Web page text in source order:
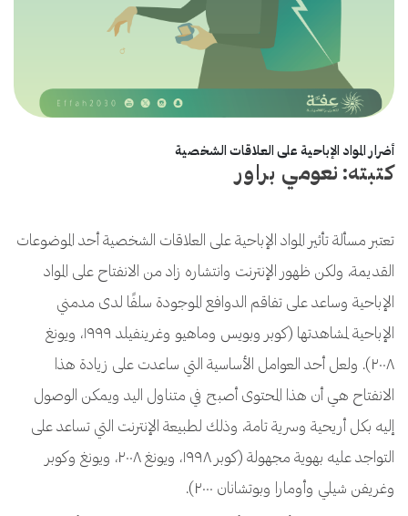
أضرار المواد الإباحية على العلاقات الشخصية
كتبته: نعومي براور
تعتبر مسألة تأثير المواد الإباحية على العلاقات الشخصية أحد الموضوعات
القديمة، ولكن ظهور الإنترنت وانتشاره زاد من الانفتاح على المواد
الإباحية وساعد على تفاقم الدوافع الموجودة سلفًا لدى مدمني
الإباحية لمشاهدتها (كوبر وبويس وماهيو وغرينفيلد ١٩٩٩، ويونغ
٢٠٠٨). ولعل أحد العوامل الأساسية التي ساعدت على زيادة هذا
الانفتاح هي أن هذا المحتوى أصبح في متناول اليد ويمكن الوصول
إليه بكل أريحية وسرية تامة، وذلك لطبيعة الإنترنت التي تساعد على
التواجد عليه بهوية مجهولة (كوبر ١٩٩٨، ويونغ ٢٠٠٨، ويونغ وكوبر
وغريفن شيلي وأومارا وبوتشانان ٢٠٠٠).